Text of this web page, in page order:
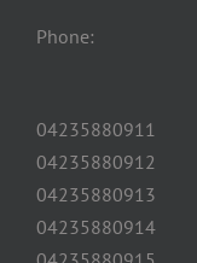
Phone:
04235880911
04235880912
04235880913
04235880914